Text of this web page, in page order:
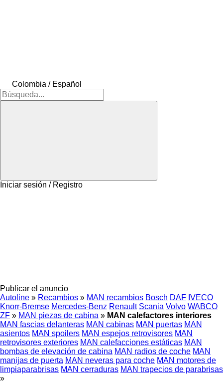
Colombia / Español
Iniciar sesión / Registro
Publicar el anuncio
Autoline » Recambios » MAN recambios Bosch DAF IVECO
Knorr-Bremse Mercedes-Benz Renault Scania Volvo WABCO
ZF » MAN piezas de cabina » MAN calefactores interiores
MAN fascias delanteras MAN cabinas MAN puertas MAN
asientos MAN spoilers MAN espejos retrovisores MAN
retrovisores exteriores MAN calefacciones estáticas MAN
bombas de elevación de cabina MAN radios de coche MAN
manijas de puerta MAN neveras para coche MAN motores de
limpiaparabrisas MAN cerraduras MAN trapecios de parabrisas
»